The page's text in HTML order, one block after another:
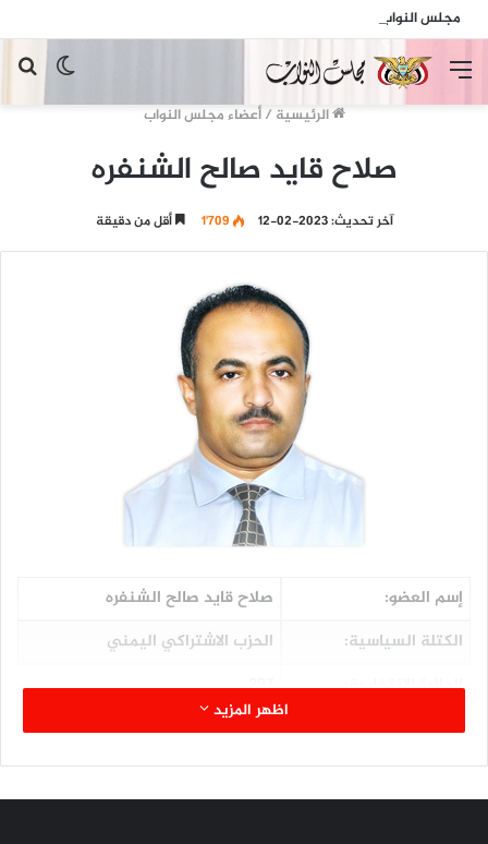
الوضع
المظلم
القائمة
الرئيسية / أعضاء مجلس النواب
صلاح قايد صالح الشنفره
آخر تحديث: 2023-02-12 1٬709 أقل من دقيقة
إسم العضو:
صلاح قايد صالح الشنفره
الكتلة السياسية:
الحزب الاشتراكي اليمني
الدائرة الإنتخابية:
297
المحافظة:
الضالع
اللجنة المشارك فيها:
الحريات العامة وحقوق الإنسان
اظهر المزيد